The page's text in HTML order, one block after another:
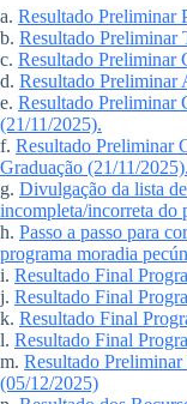
a. Resultado Preliminar
b. Resultado
c. Resultado Preliminar
d. Resultado
e. Resultado Preliminar
(21/11/2025).
f. Resultado Preliminar
Graduação (21/11/2025).
g. Divulgação da lista
incompleta/incorreta do
h. Passo a passo para
programa moradia
i. Resultado Final
j. Resultado Final
k. Resultado Final
l. Resultado Final
m. Resultado
(05/12/2025)